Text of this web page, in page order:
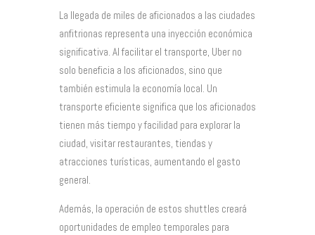
La llegada de miles de aficionados a las ciudades
anfitrionas representa una inyección económica
significativa. Al facilitar el transporte, Uber no
solo beneficia a los aficionados, sino que
también estimula la economía local. Un
transporte eficiente significa que los aficionados
tienen más tiempo y facilidad para explorar la
ciudad, visitar restaurantes, tiendas y
atracciones turísticas, aumentando el gasto
general.
Además, la operación de estos shuttles creará
oportunidades de empleo temporales para